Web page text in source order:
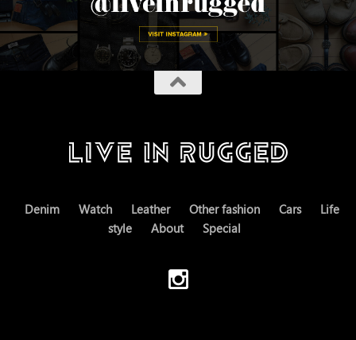
Denim Watch Leather Other fashion Cars
Life
style
About Special